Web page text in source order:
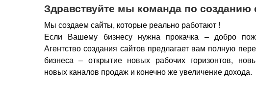
Здравствуйте мы команда по созданию
Мы создаем сайты, которые реально работают !
Если Вашему бизнесу нужна прокачка – добро
Агентство создания сайтов предлагает вам полную
бизнеса – открытие новых рабочих горизонтов,
новых каналов продаж и конечно же увеличение дохода.